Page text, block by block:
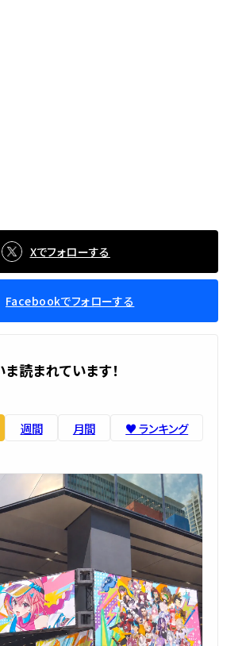
Xでフォローする
Facebookでフォローする
ま読まれています！
週間 月間 ♥️ ランキング